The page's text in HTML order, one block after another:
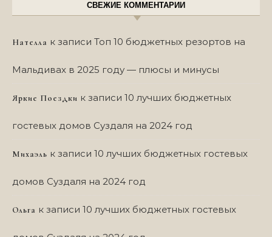
СВЕЖИЕ КОММЕНТАРИИ
Нателла к записи Топ 10 бюджетных резортов на
Мальдивах в 2025 году — плюсы и минусы
Яркие Поездки к записи 10 лучших бюджетных
гостевых домов Суздаля на 2024 год
Михаэль к записи 10 лучших бюджетных гостевых
домов Суздаля на 2024 год
Ольга к записи 10 лучших бюджетных гостевых